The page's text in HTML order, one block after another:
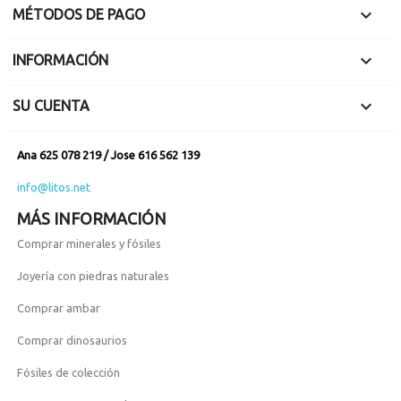
MÉTODOS DE PAGO 
INFORMACIÓN 
SU CUENTA 
Ana 625 078 219 / Jose 616 562 139
info@litos.net
MÁS INFORMACIÓN
Comprar minerales y fósiles
Joyería con piedras naturales
Comprar ambar
Comprar dinosaurios
Fósiles de colección